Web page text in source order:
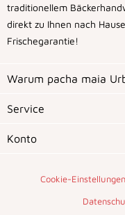
traditionellem
direkt zu Ihnen nach
Frischegarantie!
Warum pacha maia
Service
Konto
Cookie-Einstellungen